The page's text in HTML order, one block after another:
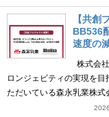
【共創
BB536
速度の
株式会
ロンジェビティの実現を
ただいている森永乳業株